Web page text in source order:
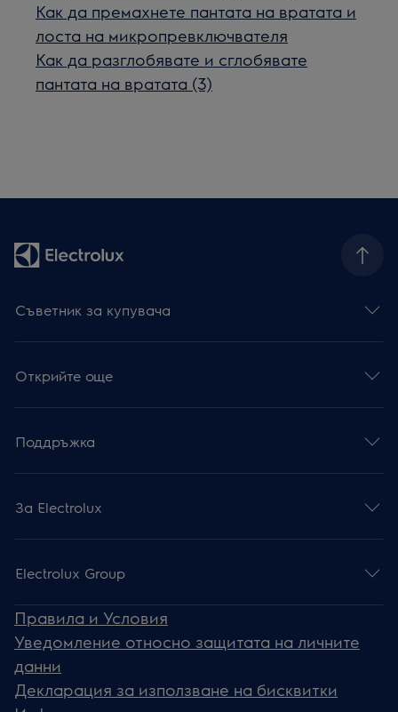
Как да премахнете пантата на вратата и
лоста на микропревключвателя
Как да разглобявате и сглобявате
пантата на вратата (3)
Съветник за купувача
Открийте още
Поддръжка
За Electrolux
Electrolux Group
Правила и Условия
Уведомление относно защитата на личните
данни
Декларация за използване на бисквитки